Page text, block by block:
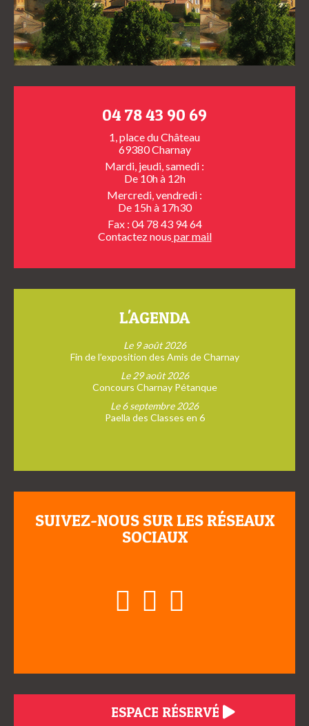
04 78 43 90 69
1, place du Château
69380 Charnay
Mardi, jeudi, samedi :
De 10h à 12h
Mercredi, vendredi :
De 15h à 17h30
Fax : 04 78 43 94 64
Contactez nous par mail
L'AGENDA
Le 9 août 2026
Fin de l’exposition des Amis de Charnay
Le 29 août 2026
Concours Charnay Pétanque
Le 6 septembre 2026
Paella des Classes en 6
SUIVEZ-NOUS SUR LES RÉSEAUX
SOCIAUX
ESPACE RÉSERVÉ